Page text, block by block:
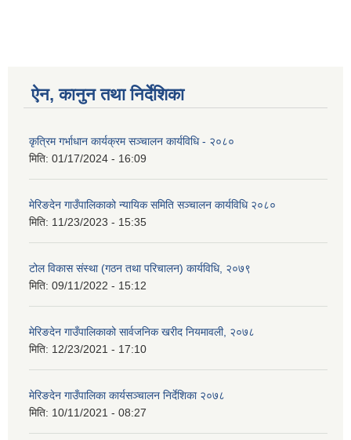
ऐन, कानुन तथा निर्देशिका
कृत्रिम गर्भाधान कार्यक्रम सञ्चालन कार्यविधि - २०८०
मिति: 01/17/2024 - 16:09
मेरिङदेन गाउँपालिकाको न्यायिक समिति सञ्‍चालन कार्यविधि २०८०
मिति: 11/23/2023 - 15:35
टोल विकास संस्था (गठन तथा परिचालन) कार्यविधि, २०७९
मिति: 09/11/2022 - 15:12
मेरिङदेन गाउँपालिकाको सार्वजनिक खरीद नियमावली, २०७८
मिति: 12/23/2021 - 17:10
मेरिङदेन गाउँपालिका कार्यसञ्चालन निर्देशिका २०७८
मिति: 10/11/2021 - 08:27